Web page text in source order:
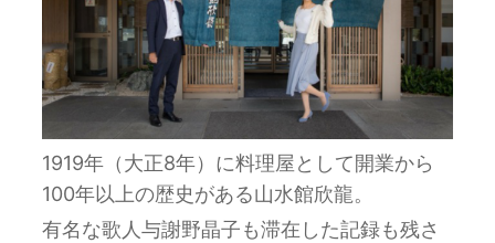
1919年（大正8年）に料理屋として開業から
100年以上の歴史がある山水館欣龍。
有名な歌人与謝野晶子も滞在した記録も残さ